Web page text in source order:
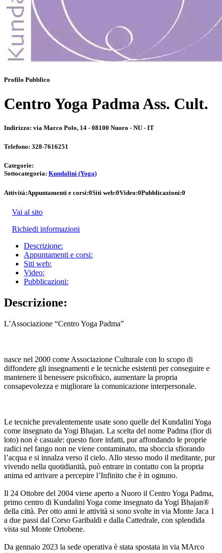
Profilo Pubblico
Centro Yoga Padma Ass. Cult.
Indirizzo: via Marco Polo, 14 - 08100 Nuoro - NU - IT
Telefono: 328-7616251
Categorie:
Sottocategoria: Kundalini (Yoga)
Attività:Appuntamenti e corsi:0Siti web:0Video:0Pubblicazioni:0
Vai al sito
Richiedi informazioni
Descrizione:
Appuntamenti e corsi:
Siti web:
Video:
Pubblicazioni:
Descrizione:
L’Associazione “Centro Yoga Padma”
nasce nel 2000 come Associazione Culturale con lo scopo di
diffondere gli insegnamenti e le tecniche esistenti per conseguire e
mantenere il benessere psicofisico, aumentare la propria
consapevolezza e migliorare la comunicazione interpersonale.
Le tecniche prevalentemente usate sono quelle del Kundalini Yoga
come insegnato da Yogi Bhajan. La scelta del nome Padma (fior di
loto) non è casuale: questo fiore infatti, pur affondando le proprie
radici nel fango non ne viene contaminato, ma sboccia sfiorando
l’acqua e si innalza verso il cielo. Allo stesso modo il meditante, pur
vivendo nella quotidianità, può entrare in contatto con la propria
anima ed arrivare a percepire l’Infinito che è in ognuno.
Il 24 Ottobre del 2004 viene aperto a Nuoro il Centro Yoga Padma,
primo centro di Kundalini Yoga come insegnato da Yogi Bhajan®
della città. Per otto anni le attività si sono svolte in via Monte Jaca 1
a due passi dal Corso Garibaldi e dalla Cattedrale, con splendida
vista sul Monte Ortobene.
Da gennaio 2023 la sede operativa è stata spostata in via MArco